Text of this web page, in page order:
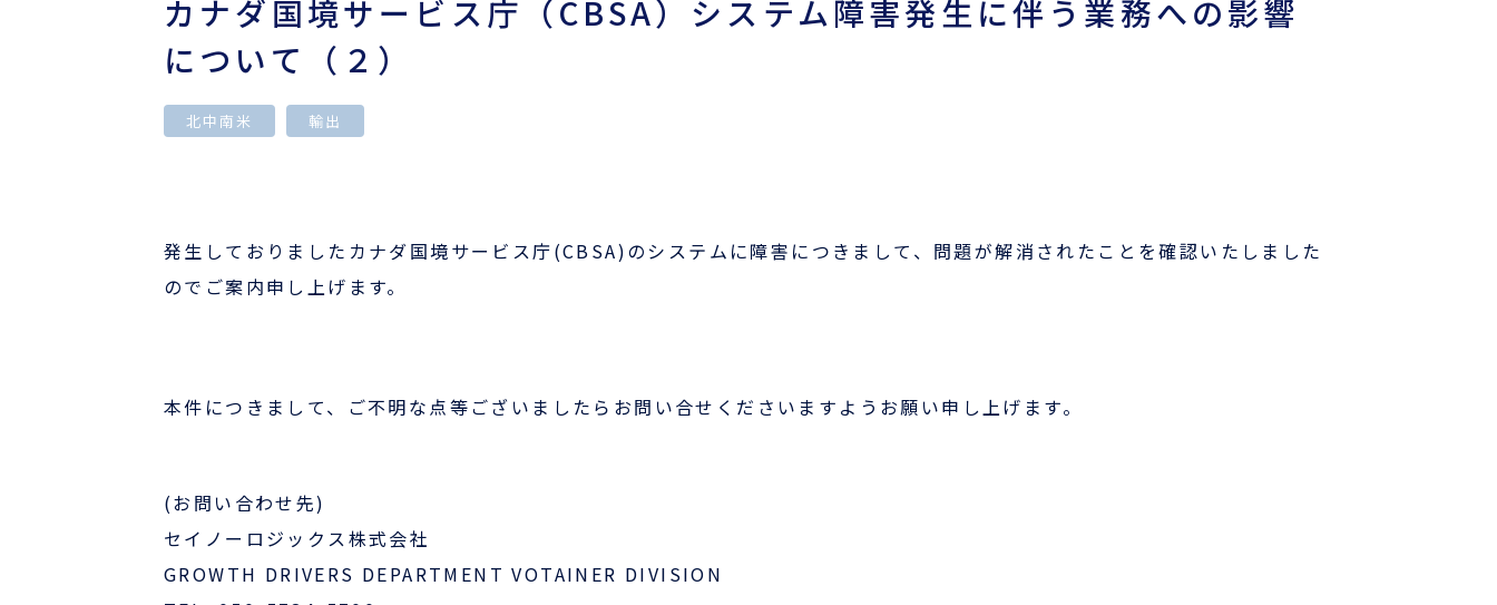
輸入海上混載輸送（LCL）
Asian Express Service(HDS)
コンテナ輸送（輸出・輸入）
お役立ちブログ
サーチャージ変更情報
企業情報
輸入混載貨物トレース
LOGIX NET会員規約
本船動静と換算レート
カナダ国境サービス庁（CBSA）システム障害発生に伴う業務への影響
について（２）
北中南米 輸出
発生しておりましたカナダ国境サービス庁(CBSA)のシステムに障害につきまして、問題が解消されたことを確認いたしました
のでご案内申し上げます。
本件につきまして、ご不明な点等ございましたらお問い合せくださいますようお願い申し上げます。
(お問い合わせ先)
セイノーロジックス株式会社
GROWTH DRIVERS DEPARTMENT VOTAINER DIVISION